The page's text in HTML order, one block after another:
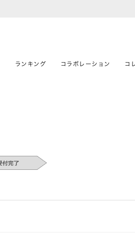
ランキング コラボレーション コ